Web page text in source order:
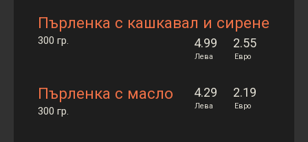
Пърленка с кашкавал и сирене
4.99
Лева
2.55
Евро
300 гр.
Пърленка с масло 4.29
Лева
2.19
Евро
300 гр.